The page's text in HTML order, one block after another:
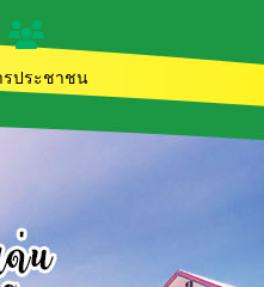
รประชาชน